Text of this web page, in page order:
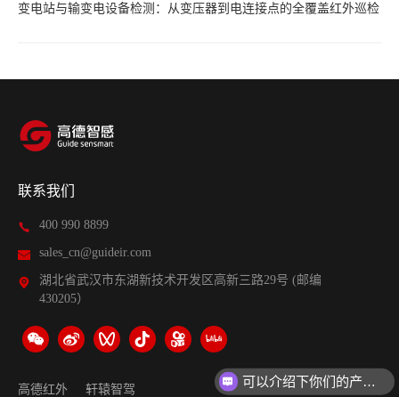
变电站与输变电设备检测：从变压器到电连接点的全覆盖红外巡检
联系我们
400 990 8899
sales_cn@guideir.com
湖北省武汉市东湖新技术开发区高新三路29号 (邮编
430205）
高德红外 轩辕智驾
可以介绍下你们的产品么？